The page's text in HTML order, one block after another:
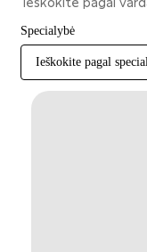
Specialybė
Ieškokite pagal